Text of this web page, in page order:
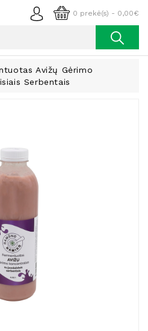
0 prekė(s) - 0,00€
Avižų Gėrimo
Serbentais